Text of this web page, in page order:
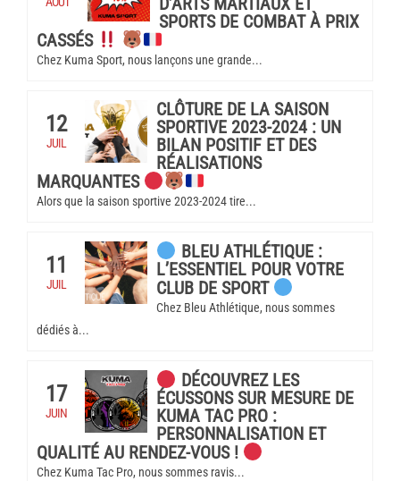
SPORTS DE COMBAT À PRIX
CASSÉS
Chez Kuma Sport, nous lançons une grande...
12
JUIL
CLÔTURE DE LA SAISON
SPORTIVE 2023-2024 : UN
BILAN POSITIF ET DES
RÉALISATIONS
MARQUANTES
Alors que la saison sportive 2023-2024 tire...
11
JUIL
BLEU ATHLÉTIQUE :
L’ESSENTIEL POUR VOTRE
CLUB DE SPORT
Chez Bleu Athlétique, nous sommes
dédiés à...
17
JUIN
DÉCOUVREZ LES
ÉCUSSONS SUR MESURE DE
KUMA TAC PRO :
PERSONNALISATION ET
QUALITÉ AU RENDEZ-VOUS !
Chez Kuma Tac Pro, nous sommes ravis...